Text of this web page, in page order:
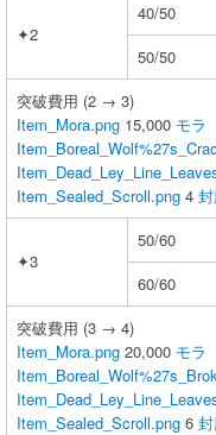
✦2
40/50
50/50
突破費用 (2 → 3)
Item_Mora.png 15,000 モラ
Item_Sealed_Scroll.png 4
✦3
50/60
60/60
突破費用 (3 → 4)
Item_Mora.png 20,000 モラ
Item_Sealed_Scroll.png 6